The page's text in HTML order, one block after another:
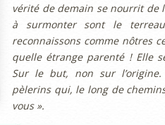
vérité de demain se nourrit de
à surmonter sont le
reconnaissons comme nôtres
quelle étrange parenté ! Elle
Sur le but, non sur l’origine.
pèlerins qui, le long de
vous ».